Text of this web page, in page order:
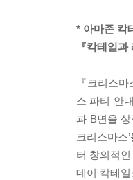
* 아마존 칵
『칵테일
『크리스
스 파티 안
과 B면을
크리스마스
터 창의적
데이 칵테